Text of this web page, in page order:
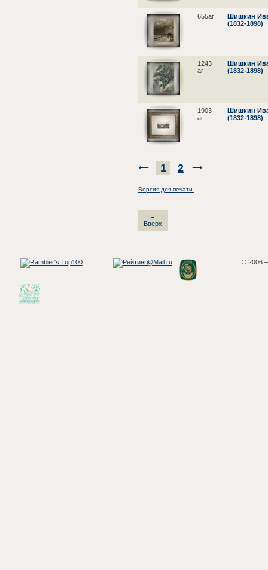
655аг
Шишкин
(1832-1898)
1243
аг
Шишкин
(1832-1898)
1903
аг
Шишкин
(1832-1898)
1 2
Версия для печати.
Вверх
© 2006